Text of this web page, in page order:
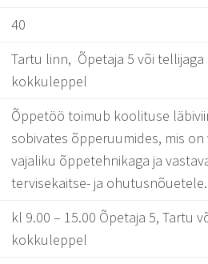
40
Tartu linn, Õpetaja 5 või tellijaga
kokkuleppel
Õppetöö toimub koolituse
sobivates õpperuumides, mis
vajaliku õppetehnikaga ja
tervisekaitse- ja ohutusnõuetele.
kl 9.00 – 15.00 Õpetaja 5, Tartu
kokkuleppel